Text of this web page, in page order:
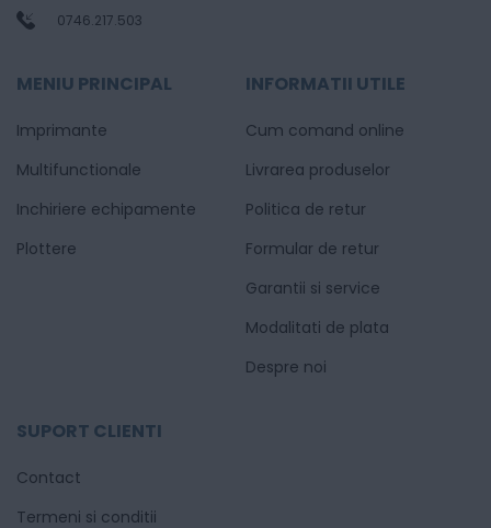
0746.217.503
MENIU PRINCIPAL
Imprimante
Multifunctionale
Inchiriere echipamente
Plottere
INFORMATII UTILE
Cum comand online
Livrarea produselor
Politica de retur
Formular de retur
Garantii si service
Modalitati de plata
Despre noi
SUPORT CLIENTI
Contact
Termeni si conditii